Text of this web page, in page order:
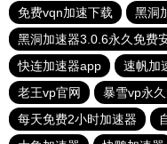
免费vqn加速下载
黑洞
黑洞加速器3.0.6永久免费
快连加速器app
速帆加
老王vp官网
暴雪vp永
每天免费2小时加速器